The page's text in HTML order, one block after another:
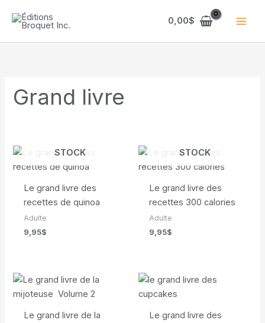
0,00$
Grand livre
STOCK
Le grand livre des
recettes de quinoa
Adulte
9,95$
STOCK
Le grand livre des
recettes 300 calories
Adulte
9,95$
Le grand livre de la
Le grand livre des